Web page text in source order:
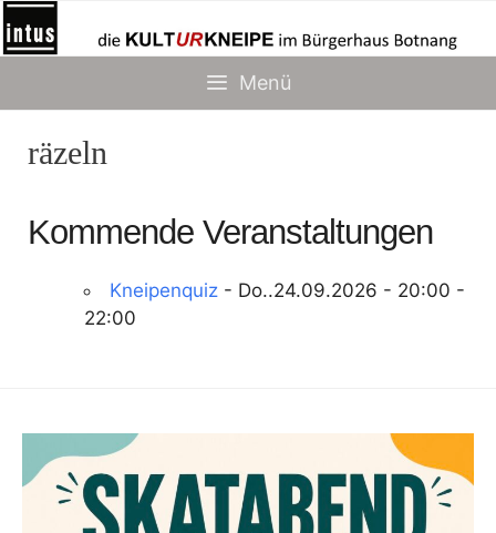
Zum
Inhalt
Menü
räzeln
Kommende Veranstaltungen
Kneipenquiz - Do..24.09.2026 - 20:00 -
22:00